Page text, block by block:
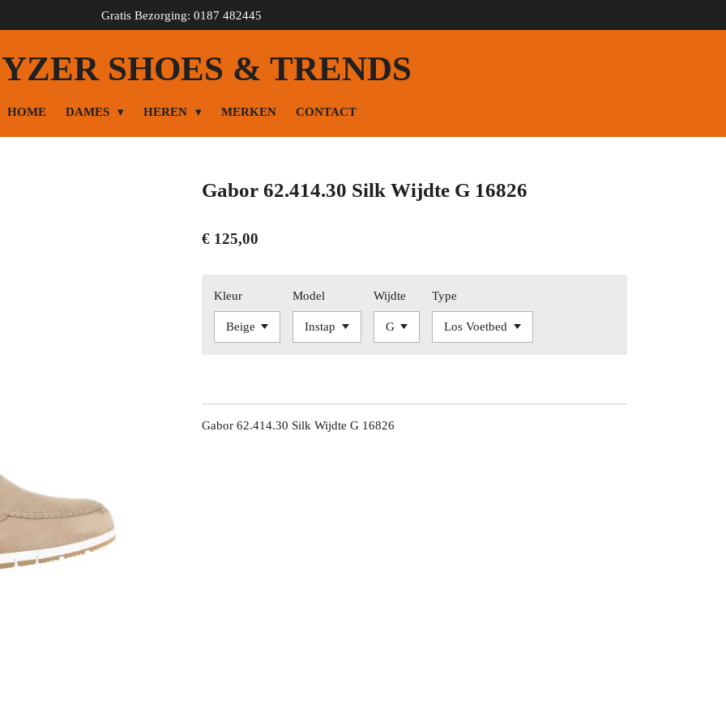
Gratis Bezorging: 0187 482445
SHOES & TRENDS
HOME DAMES HEREN MERKEN CONTACT
Gabor 62.414.30 Silk Wijdte G 16826
€ 125,00
Kleur Model Wijdte Type
Gabor 62.414.30 Silk Wijdte G 16826